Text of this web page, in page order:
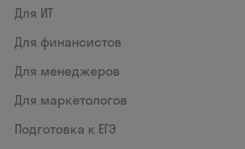
Для ИТ
Для финансистов
Для менеджеров
Для маркетологов
Подготовка к ЕГЭ